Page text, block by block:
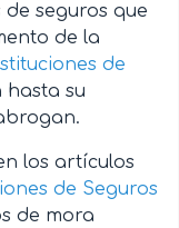
seguros que
de la
de
hasta su
los artículos
de Seguros
de mora